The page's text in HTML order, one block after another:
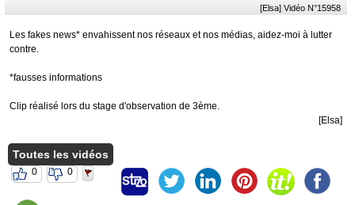
[Elsa] Vidéo N°15958
Les fakes news* envahissent nos réseaux et nos médias, aidez-moi à lutter
contre.
*fausses informations
Clip réalisé lors du stage d'observation de 3ème.
[Elsa]
Toutes les vidéos
0 0